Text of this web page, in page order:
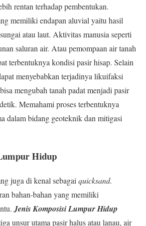
rentan terhadap pembentukan.
memiliki endapan aluvial yaitu hasil
atau laut. Aktivitas manusia seperti
saluran air. Atau pemompaan air tanah
terbentuknya kondisi pasir hisap. Selain
menyebabkan terjadinya likuifaksi
mengubah tanah padat menjadi pasir
Memahami proses terbentuknya
dalam bidang geoteknik dan mitigasi
Hidup
juga di kenal sebagaiquicksand.
bahan-bahan yang memiliki
Jenis Komposisi Lumpur Hidup
unsur utama pasir halus atau lanau, air